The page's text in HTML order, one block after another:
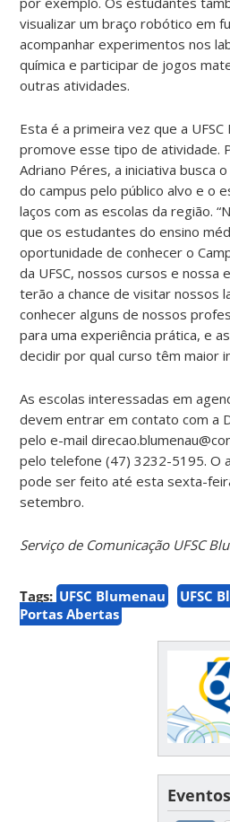
visualizar um braço robótico em
acompanhar experimentos nos
química e participar de jogos
outras atividades.
Esta é a primeira vez que a UFSC
promove esse tipo de atividade.
Adriano Péres, a iniciativa busca
do campus pelo público alvo e o
laços com as escolas da região.
que os estudantes do ensino
oportunidade de conhecer o
da UFSC, nossos cursos e nossa
terão a chance de visitar nossos
conhecer alguns de nossos
para uma experiência prática, e
decidir por qual curso têm maior
As escolas interessadas em
devem entrar em contato com a
pelo e-mail
pelo telefone (47) 3232-5195. O
pode ser feito até esta sexta-
setembro.
Serviço de Comunicação UFSC
Tags: UFSC Blumenau
UFSC
Portas Abertas
Eventos